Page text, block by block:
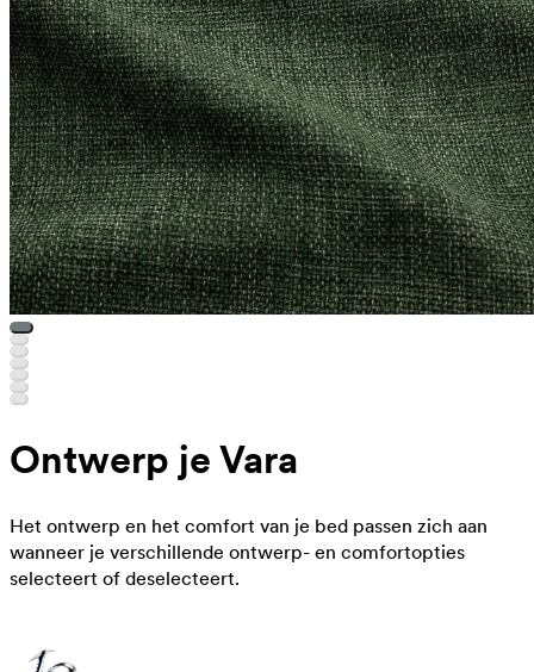
Ontwerp je Vara
Het ontwerp en het comfort van je bed passen zich aan
wanneer je verschillende ontwerp- en comfortopties
selecteert of deselecteert.